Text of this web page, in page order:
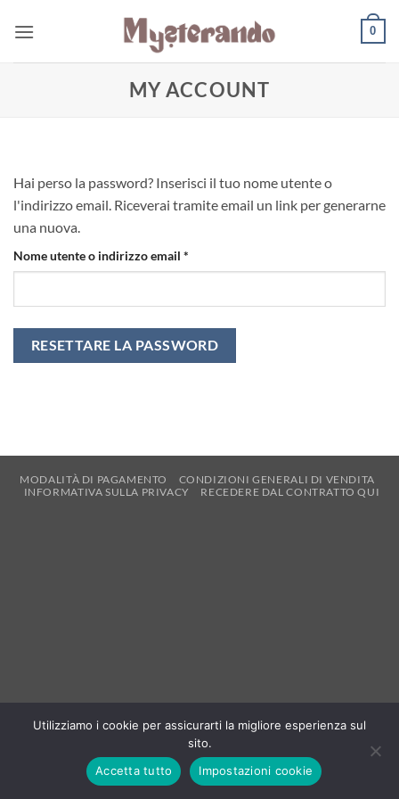
0
MY ACCOUNT
Hai perso la password? Inserisci il tuo nome utente o
l'indirizzo email. Riceverai tramite email un link per generarne
una nuova.
Nome utente o indirizzo email *
RESETTARE LA PASSWORD
MODALITÀ DI PAGAMENTO
CONDIZIONI GENERALI DI VENDITA
INFORMATIVA SULLA PRIVACY
RECEDERE DAL CONTRATTO QUI
Utilizziamo i cookie per assicurarti la migliore esperienza sul
sito.
Accetta tutto
Impostazioni cookie